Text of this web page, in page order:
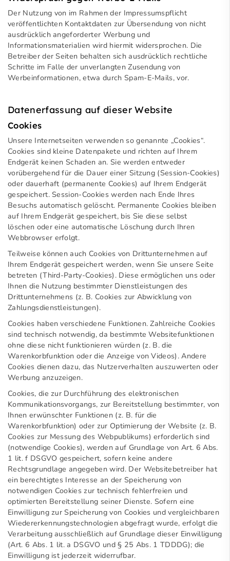
Der Nutzung von im Rahmen der Impressumspflicht
veröffentlichten Kontaktdaten zur Übersendung von nicht
ausdrücklich angeforderter Werbung und
Informationsmaterialien wird hiermit widersprochen. Die
Betreiber der Seiten behalten sich ausdrücklich rechtliche
Schritte im Falle der unverlangten Zusendung von
Werbeinformationen, etwa durch Spam-E-Mails, vor.
Datenerfassung auf dieser Website
Cookies
Unsere Internetseiten verwenden so genannte „Cookies“.
Cookies sind kleine Datenpakete und richten auf Ihrem
Endgerät keinen Schaden an. Sie werden entweder
vorübergehend für die Dauer einer Sitzung (Session-Cookies)
oder dauerhaft (permanente Cookies) auf Ihrem Endgerät
gespeichert. Session-Cookies werden nach Ende Ihres
Besuchs automatisch gelöscht. Permanente Cookies bleiben
auf Ihrem Endgerät gespeichert, bis Sie diese selbst
löschen oder eine automatische Löschung durch Ihren
Webbrowser erfolgt.
Teilweise können auch Cookies von Drittunternehmen auf
Ihrem Endgerät gespeichert werden, wenn Sie unsere Seite
betreten (Third-Party-Cookies). Diese ermöglichen uns oder
Ihnen die Nutzung bestimmter Dienstleistungen des
Drittunternehmens (z. B. Cookies zur Abwicklung von
Zahlungsdienstleistungen).
Cookies haben verschiedene Funktionen. Zahlreiche Cookies
sind technisch notwendig, da bestimmte Websitefunktionen
ohne diese nicht funktionieren würden (z. B. die
Warenkorbfunktion oder die Anzeige von Videos). Andere
Cookies dienen dazu, das Nutzerverhalten auszuwerten oder
Werbung anzuzeigen.
Cookies, die zur Durchführung des elektronischen
Kommunikationsvorgangs, zur Bereitstellung bestimmter, von
Ihnen erwünschter Funktionen (z. B. für die
Warenkorbfunktion) oder zur Optimierung der Website (z. B.
Cookies zur Messung des Webpublikums) erforderlich sind
(notwendige Cookies), werden auf Grundlage von Art. 6 Abs.
1 lit. f DSGVO gespeichert, sofern keine andere
Rechtsgrundlage angegeben wird. Der Websitebetreiber hat
ein berechtigtes Interesse an der Speicherung von
notwendigen Cookies zur technisch fehlerfreien und
optimierten Bereitstellung seiner Dienste. Sofern eine
Einwilligung zur Speicherung von Cookies und vergleichbaren
Wiedererkennungstechnologien abgefragt wurde, erfolgt die
Verarbeitung ausschließlich auf Grundlage dieser Einwilligung
(Art. 6 Abs. 1 lit. a DSGVO und § 25 Abs. 1 TDDDG); die
Einwilligung ist jederzeit widerrufbar.